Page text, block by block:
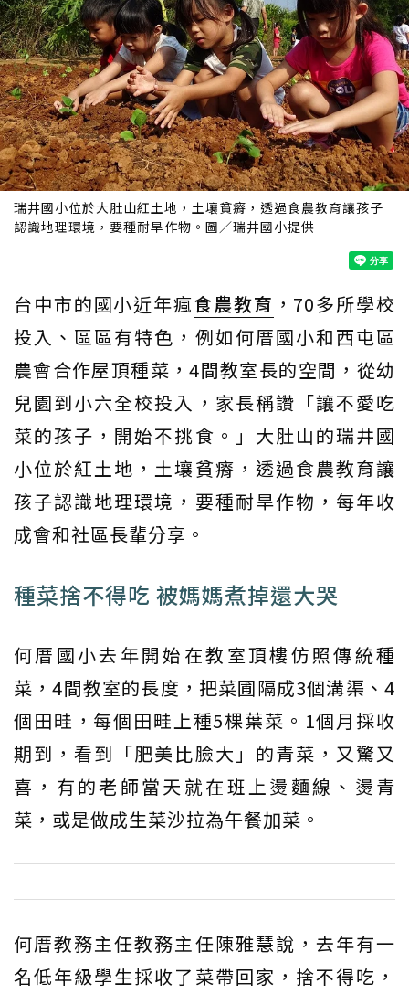
瑞井國小位於大肚山紅土地，土壤貧瘠，透過食農教育讓孩子
認識地理環境，要種耐旱作物。圖／瑞井國小提供
台中市的國小近年瘋食農教育 ，70多所學校
投入、區區有特色，例如何厝國小和西屯區
農會合作屋頂種菜，4間教室長的空間，從幼
兒園到小六全校投入，家長稱讚「讓不愛吃
菜的孩子，開始不挑食。」大肚山的瑞井國
小位於紅土地，土壤貧瘠，透過食農教育讓
孩子認識地理環境，要種耐旱作物，每年收
成會和社區長輩分享。
種菜捨不得吃 被媽媽煮掉還大哭
何厝國小去年開始在教室頂樓仿照傳統種
菜，4間教室的長度，把菜圃隔成3個溝渠、4
個田畦，每個田畦上種5棵葉菜。1個月採收
期到，看到「肥美比臉大」的青菜，又驚又
喜，有的老師當天就在班上燙麵線、燙青
菜，或是做成生菜沙拉為午餐加菜。
何厝教務主任教務主任陳雅慧說，去年有一
名低年級學生採收了菜帶回家，捨不得吃，